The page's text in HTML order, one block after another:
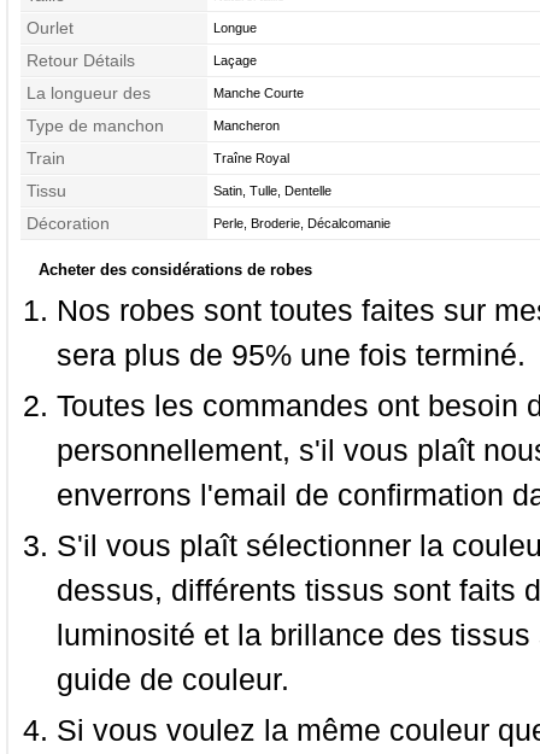
Ourlet Longue
Retour Détails Laçage
La longueur des
manches
Manche Courte
Type de manchon Mancheron
Train Traîne Royal
Tissu Satin, Tulle, Dentelle
Décoration Perle, Broderie, Décalcomanie
Acheter des considérations de robes
Nos robes sont toutes faites sur
sera plus de 95% une fois terminé.
Toutes les commandes ont besoin
personnellement, s'il vous plaît
enverrons l'email de confirmation
S'il vous plaît sélectionner la
dessus, différents tissus sont faits
luminosité et la brillance des
guide de couleur.
Si vous voulez la même couleur